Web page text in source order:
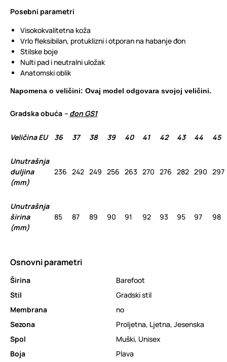
Posebni parametri
Visokokvalitetna koža
Vrlo fleksibilan, protuklizni i otporan na habanje đon
Stilske boje
Nulti pad i neutralni uložak
Anatomski oblik
Napomena o veličini: Ovaj model odgovara svojoj veličini.
Gradska obuća – đon GS1
Veličina EU 36 37 38 39 40 41 42 43 44 45
Unutrašnja
duljina
(mm)
236 242 249 256 263 270 276 282 290 297
Unutrašnja
širina
(mm)
85 87 89 90 91 92 93 95 97 98
Osnovni parametri
Širina
Barefoot
Stil
Gradski stil
Membrana
no
Sezona
Proljetna, Ljetna, Jesenska
Spol
Muški, Unisex
Boja
Plava